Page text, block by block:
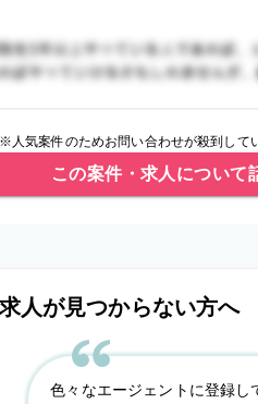
※人気案件のためお問い合わせが殺到して
この案件・求人について
人が見つからない方へ
色々なエージェントに登録し